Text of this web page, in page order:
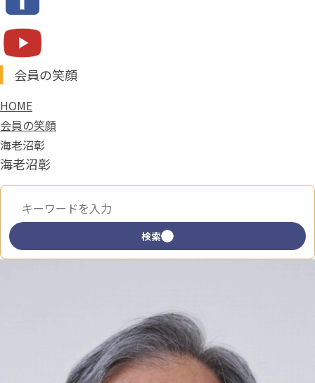
会員の笑顔
HOME
会員の笑顔
海老沼彰
海老沼彰
キーワードで検索
検索